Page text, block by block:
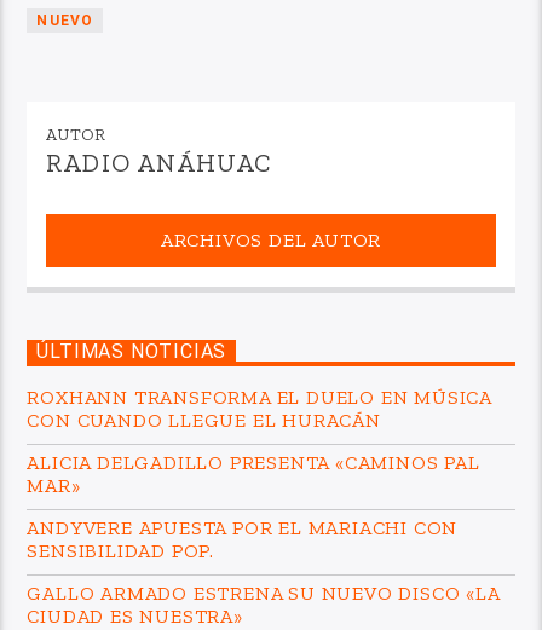
NUEVO
AUTOR
RADIO ANÁHUAC
ARCHIVOS DEL AUTOR
ÚLTIMAS NOTICIAS
ROXHANN TRANSFORMA EL DUELO EN MÚSICA
CON CUANDO LLEGUE EL HURACÁN
ALICIA DELGADILLO PRESENTA «CAMINOS PAL
MAR»
ANDYVERE APUESTA POR EL MARIACHI CON
SENSIBILIDAD POP.
GALLO ARMADO ESTRENA SU NUEVO DISCO «LA
CIUDAD ES NUESTRA»